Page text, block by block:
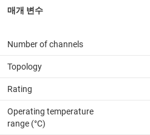
Number of channels
Topology
Rating
Operating temperature
range (°C)